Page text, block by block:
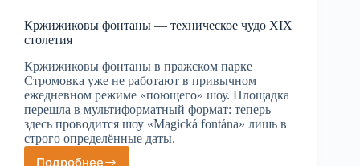
Кржижиковы фонтаны — техническое чудо XIX
столетия
Кржижиковы фонтаны в пражском парке
Стромовка уже не работают в привычном
ежедневном режиме «поющего» шоу. Площадка
перешла в мультиформатный формат: теперь
здесь проводится шоу «Magická fontána» лишь в
строго определённые даты.
Подробнее